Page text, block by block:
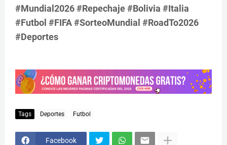
#Mundial2026 #Repechaje #Bolivia #Italia
#Futbol #FIFA #SorteoMundial #RoadTo2026
#Deportes
Tags Deportes Futbol
Facebook